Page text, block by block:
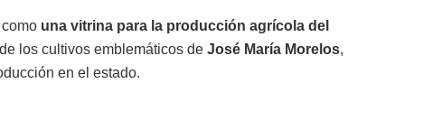
una vitrina para la producción agrícola del
los cultivos emblemáticos de José María Morelos,
en el estado.